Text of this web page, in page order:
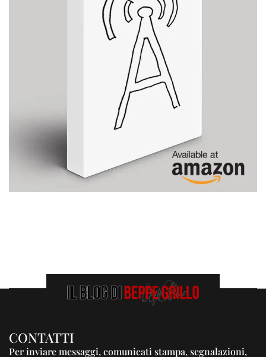
CONTATTI
Per inviare messaggi, comunicati stampa, segnalazioni,